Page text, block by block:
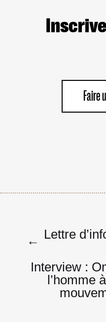
Faire
de
← Lettre
Interview :
l’homme